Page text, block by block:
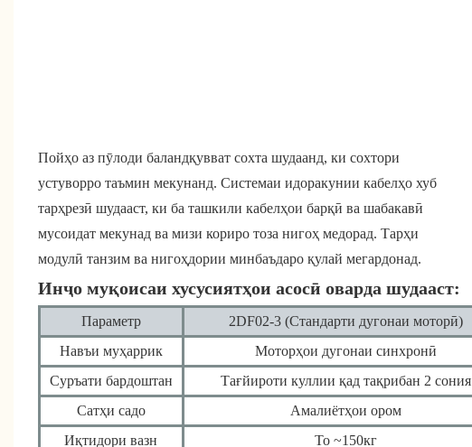
Пойҳо аз пӯлоди баландқувват сохта шудаанд, ки сохтори
устуворро таъмин мекунанд. Системаи идоракунии кабелҳо хуб
тарҳрезӣ шудааст, ки ба ташкили кабелҳои барқӣ ва шабакавӣ
мусоидат мекунад ва мизи кориро тоза нигоҳ медорад. Тарҳи
модулӣ танзим ва нигоҳдории минбаъдаро қулай мегардонад.
Инҷо муқоисаи хусусиятҳои асосӣ оварда шудааст:
Параметр 2DF02-3 (Стандарти дугонаи моторӣ)
Навъи муҳаррик
Моторҳои дугонаи синхронӣ
Суръати бардоштан
Тағйироти куллии қад тақрибан 2 сония
Сатҳи садо
Амалиётҳои ором
Иқтидори вазн
То ~150кг